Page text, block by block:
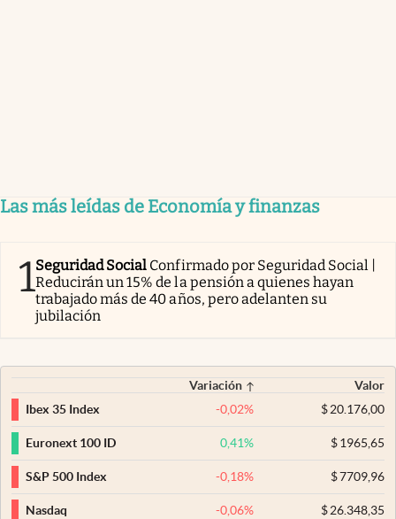
Las más leídas de Economía y finanzas
1Seguridad Social Confirmado por Seguridad Social |
Reducirán un 15% de la pensión a quienes hayan
trabajado más de 40 años, pero adelanten su
jubilación
Variación
Valor
Ibex 35 Index
-0,02% $20.176,00
Euronext 100 ID 0,41% $1965,65
S&P 500 Index -0,18% $7709,96
Nasdaq -0,06% $26.348,35